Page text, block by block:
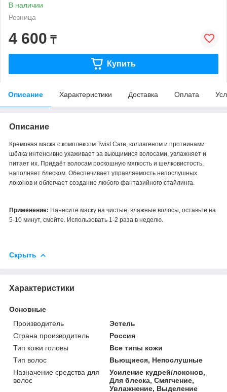
В наличии
Розница
4 600 ₸
Купить
Описание Характеристики Доставка Оплата
Описание
Кремовая маска с комплексом Twist Cаre, коллагеном и протеинами
шёлка интенсивно ухаживает за вьющимися волосами, увлажняет и
питает их. Придаёт волосам роскошную мягкость и шелковистость,
наполняет блеском. Обеспечивает управляемость непослушных
локонов и облегчает создание любого фантазийного стайлинга.
Применение: Нанесите маску на чистые, влажные волосы, оставьте на
5-10 минут, смойте. Использовать 1-2 раза в неделю.
Скрыть
Характеристики
Основные
Производитель
Эстель
Страна производитель
Россия
Тип кожи головы
Все типы кожи
Тип волос
Вьющиеся, Непослушные
Назначение средства для
волос
Усиление кудрей/локонов,
Для блеска, Смягчение,
Увлажнение, Выделение